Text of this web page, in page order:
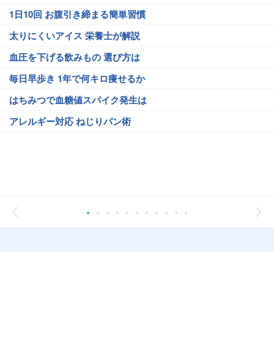
1日10回 お腹引き締まる簡単習慣
太りにくいアイス 栄養士が解説
血圧を下げる飲みもの 選び方は
毎日早歩き 1年で何キロ痩せるか
はちみつで血糖値スパイク発生は
アレルギー対応 ねじりパン術